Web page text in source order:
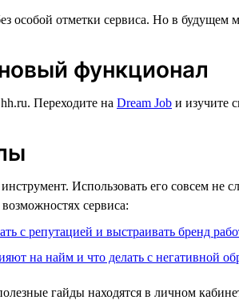
особой отметки сервиса. Но в
функционал
Переходите на Dream Job и изучите
Использовать его совсем не
сервиса:
с репутацией и выстраивать бренд
на найм и что делать с негативной
гайды находятся в личном